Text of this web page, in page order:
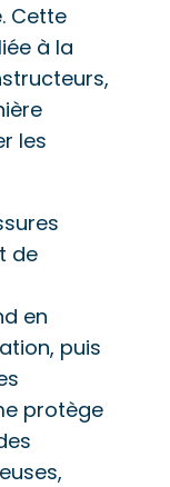
Cette
à la
les
de
en
puis
protège